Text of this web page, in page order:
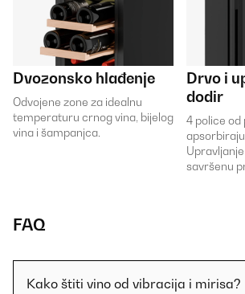
Dvozonsko hlađenje
Odvojene zone za idealnu
temperaturu crnog vina, bijelog
vina i šampanjca.
Drvo i
dodir
4 police
savršenu
FAQ
Kako štiti vino od vibracija i mirisa?